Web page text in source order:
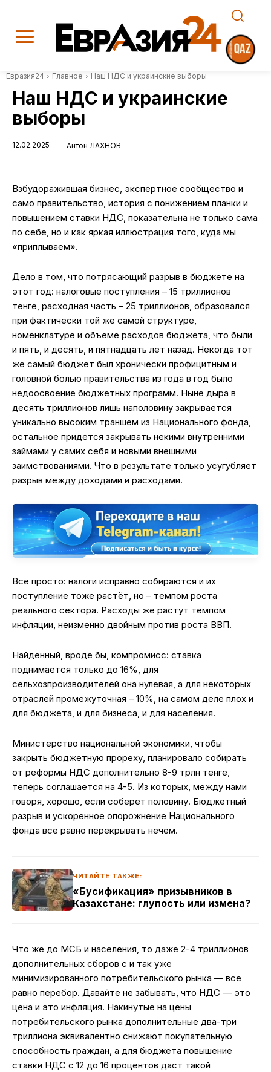
Евразия24 Главное Наш НДС и украинские выборы
Наш НДС и украинские
выборы
12.02.2025 Антон ЛАХНОВ
Взбудоражившая бизнес, экспертное сообщество и
само правительство, история с понижением планки и
повышением ставки НДС, показательна не только сама
по себе, но и как яркая иллюстрация того, куда мы
«приплываем».
Дело в том, что потрясающий разрыв в бюджете на
этот год: налоговые поступления – 15 триллионов
тенге, расходная часть – 25 триллионов, образовался
при фактически той же самой структуре,
номенклатуре и объеме расходов бюджета, что были
и пять, и десять, и пятнадцать лет назад. Некогда тот
же самый бюджет был хронически профицитным и
головной болью правительства из года в год было
недоосвоение бюджетных программ. Ныне дыра в
десять триллионов лишь наполовину закрывается
уникально высоким траншем из Национального фонда,
остальное придется закрывать некими внутренними
займами у самих себя и новыми внешними
заимствованиями. Что в результате только усугубляет
разрыв между доходами и расходами.
Все просто: налоги исправно собираются и их
поступление тоже растёт, но – темпом роста
реального сектора. Расходы же растут темпом
инфляции, неизменно двойным против роста ВВП.
Найденный, вроде бы, компромисс: ставка
поднимается только до 16%, для
сельхозпроизводителей она нулевая, а для некоторых
отраслей промежуточная – 10%, на самом деле плох и
для бюджета, и для бизнеса, и для населения.
Министерство национальной экономики, чтобы
закрыть бюджетную прореху, планировало собирать
от реформы НДС дополнительно 8-9 трлн тенге,
теперь соглашается на 4-5. Из которых, между нами
говоря, хорошо, если соберет половину. Бюджетный
разрыв и ускоренное опорожнение Национального
фонда все равно перекрывать нечем.
ЧИТАЙТЕ ТАКЖЕ:
«Бусификация» призывников в
Казахстане: глупость или измена?
Что же до МСБ и населения, то даже 2-4 триллионов
дополнительных сборов с и так уже
минимизированного потребительского рынка — все
равно перебор. Давайте не забывать, что НДС — это
цена и это инфляция. Накинутые на цены
потребительского рынка дополнительные два-три
триллиона эквивалентно снижают покупательную
способность граждан, а для бюджета повышение
ставки НДС с 12 до 16 процентов даст такой